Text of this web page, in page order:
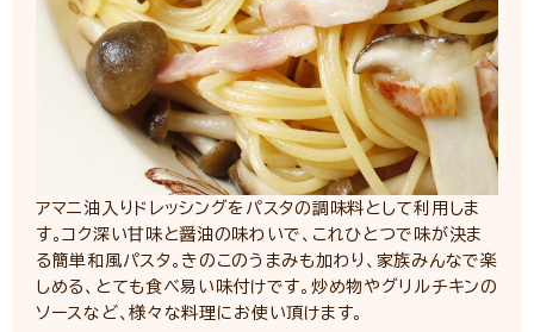
アマニ油入りドレッシングをパスタの調味料として利用しま
す。コク深い甘味と醤油の味わいで、これひとつで味が決ま
る簡単和風パスタ。きのこのうまみも加わり、家族みんなで楽
しめる、とても食べ易い味付けです。炒め物やグリルチキンの
ソースなど、様々な料理にお使い頂けます。